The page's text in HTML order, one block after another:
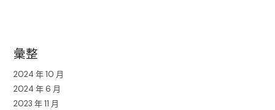
彙整
2024 年 10 月
2024 年 6 月
2023 年 11 月